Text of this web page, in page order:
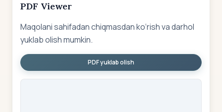
PDF Viewer
Maqolani sahifadan chiqmasdan ko‘rish va darhol
yuklab olish mumkin.
PDF yuklab olish